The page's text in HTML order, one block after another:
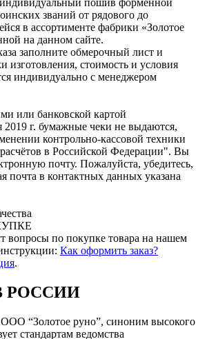
званий от рядового до
в ассортименте фабрики «Золотое
на данном сайте.
заполните обмерочный лист и
изготовления, стоимость и условия
индивидуально с менеджером
или банковской картой
г. бумажные чеки не выдаются,
контрольно-кассовой техники
в Российской Федерации". Вы
почту. Пожалуйста, убедитесь,
почта в контактных данных указана
вопросы по покупке товара на нашем
Как оформить заказ?
.
РОССИИ
ООО “Золотое руно”, синоним высокого
стандартам ведомства